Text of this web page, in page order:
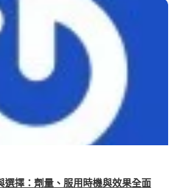
選擇：劑量、服用時機與效果全面